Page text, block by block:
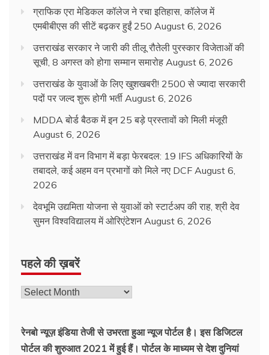
ग्राफिक एरा मेडिकल कॉलेज ने रचा इतिहास, कॉलेज में
एमबीबीएस की सीटें बढ़कर हुईं 250 August 6, 2026
उत्तराखंड सरकार ने जारी की तीलू रौतेली पुरस्कार विजेताओं की
सूची, 8 अगस्त को होगा सम्मान समारोह August 6, 2026
उत्तराखंड के युवाओं के लिए खुशखबरी! 2500 से ज्यादा सरकारी
पदों पर जल्द शुरू होगी भर्ती August 6, 2026
MDDA बोर्ड बैठक में इन 25 बड़े प्रस्तावों को मिली मंजूरी
August 6, 2026
उत्तराखंड में वन विभाग में बड़ा फेरबदल: 19 IFS अधिकारियों के
तबादले, कई अहम वन प्रभागों को मिले नए DCF August 6,
2026
देवभूमि उद्यमिता योजना से युवाओं को स्टार्टअप की राह, श्री देव
सुमन विश्वविद्यालय में ओरिएंटेशन August 6, 2026
पहले की ख़बरें
रेनबो न्यूज़ इंडिया तेजी से उभरता हुआ न्‍यूज पोर्टल है। इस डिजिटल
पोर्टल की शुरुआत 2021 में हुई हैं। पोर्टल के माध्यम से देश दुनियां